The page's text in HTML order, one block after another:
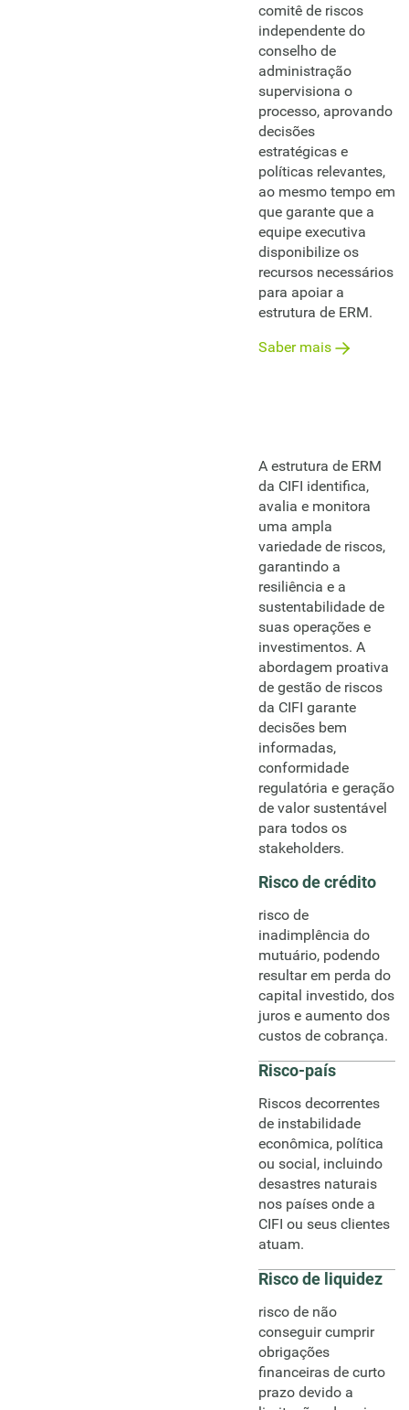
comitê de riscos
independente do
conselho de
administração
supervisiona o
processo, aprovando
decisões
estratégicas e
políticas relevantes,
ao mesmo tempo em
que garante que a
equipe executiva
disponibilize os
recursos necessários
para apoiar a
estrutura de ERM.
Saber mais
A estrutura de ERM
da CIFI identifica,
avalia e monitora
uma ampla
variedade de riscos,
garantindo a
resiliência e a
sustentabilidade de
suas operações e
investimentos. A
abordagem proativa
de gestão de riscos
da CIFI garante
decisões bem
informadas,
conformidade
regulatória e geração
de valor sustentável
para todos os
stakeholders.
Risco de crédito
risco de
inadimplência do
mutuário, podendo
resultar em perda do
capital investido, dos
juros e aumento dos
custos de cobrança.
Risco-país
Riscos decorrentes
de instabilidade
econômica, política
ou social, incluindo
desastres naturais
nos países onde a
CIFI ou seus clientes
atuam.
Risco de liquidez
risco de não
conseguir cumprir
obrigações
financeiras de curto
prazo devido a